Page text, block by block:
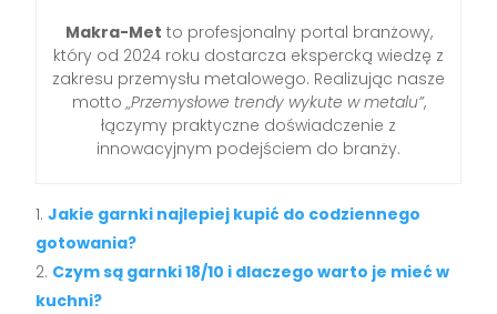
Makra-Met to profesjonalny portal branżowy,
który od 2024 roku dostarcza ekspercką wiedzę z
zakresu przemysłu metalowego. Realizując nasze
motto„Przemysłowe trendy wykute w metalu”,
łączymy praktyczne doświadczenie z
innowacyjnym podejściem do branży.
Jakie garnki najlepiej kupić do codziennego
gotowania?
Czym są garnki 18/10 i dlaczego warto je mieć w
kuchni?